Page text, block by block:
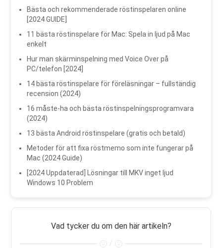
Bästa och rekommenderade röstinspelaren online
[2024 GUIDE]
11 bästa röstinspelare för Mac: Spela in ljud på Mac
enkelt
Hur man skärminspelning med Voice Over på
PC/telefon [2024]
14 bästa röstinspelare för föreläsningar – fullständig
recension (2024)
16 måste-ha och bästa röstinspelningsprogramvara
(2024)
13 bästa Android röstinspelare (gratis och betald)
Metoder för att fixa röstmemo som inte fungerar på
Mac (2024 Guide)
[2024 Uppdaterad] Lösningar till MKV inget ljud
Windows 10 Problem
Vad tycker du om den här artikeln?
/